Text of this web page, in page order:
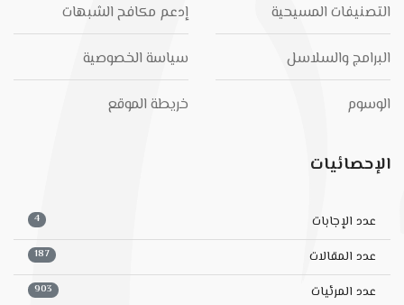
التصنيفات المسيحية
البرامج والسلاسل
الوسوم
إدعم مكافح الشبهات
سياسة الخصوصية
خريطة الموقع
الإحصائيات
عدد الإجابات 4
عدد المقالات 187
عدد المرئيات 903